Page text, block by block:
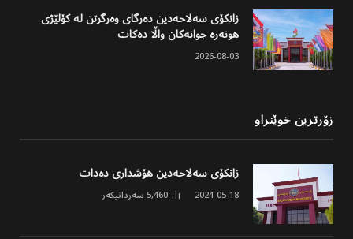
زانکۆی سەلاحەدین دەرگای وەرگرتن لە کۆلێژی
هونەرە جوانەکان واڵا دەکات
2026-08-03
زۆرترین خوێنراو
زانکۆی سەلاحەدین هۆشداری دەدات
2024-05-18
5,460 سەردانیکەر